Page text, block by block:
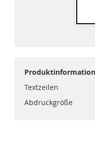
Produktinformation
Textzeilen
Abdruckgröße